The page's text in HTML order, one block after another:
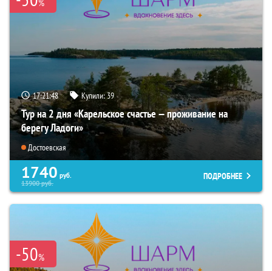
17:21:46 Купили:39
Тур на 2 дня «Карельское счастье — проживание на
берегу Ладоги»
Достоевская
1740 руб.
13900руб.
ПОДРОБНЕЕ
-50%